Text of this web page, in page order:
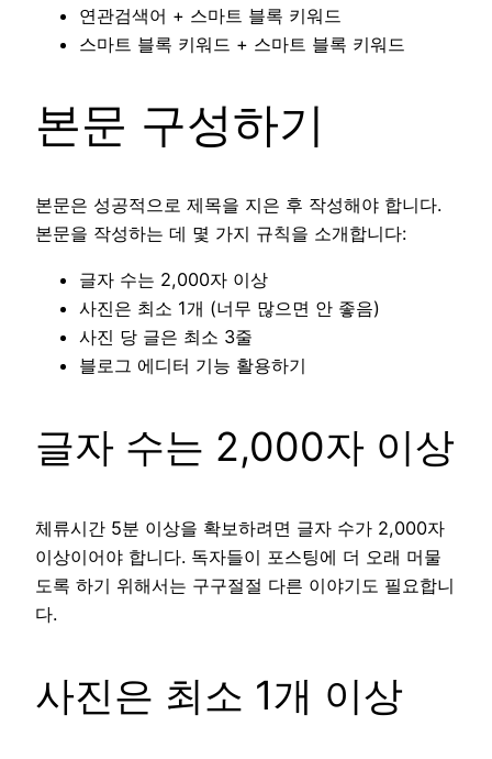
연관검색어 + 스마트 블록 키워드
스마트 블록 키워드 + 스마트 블록 키워드
본문 구성하기
본문은 성공적으로 제목을 지은 후 작성해야 합니다.
본문을 작성하는 데 몇 가지 규칙을 소개합니다:
글자 수는 2,000자 이상
사진은 최소 1개 (너무 많으면 안 좋음)
사진 당 글은 최소 3줄
블로그 에디터 기능 활용하기
글자 수는 2,000자 이상
체류시간 5분 이상을 확보하려면 글자 수가 2,000자
이상이어야 합니다. 독자들이 포스팅에 더 오래 머물
도록 하기 위해서는 구구절절 다른 이야기도 필요합니
다.
사진은 최소 1개 이상